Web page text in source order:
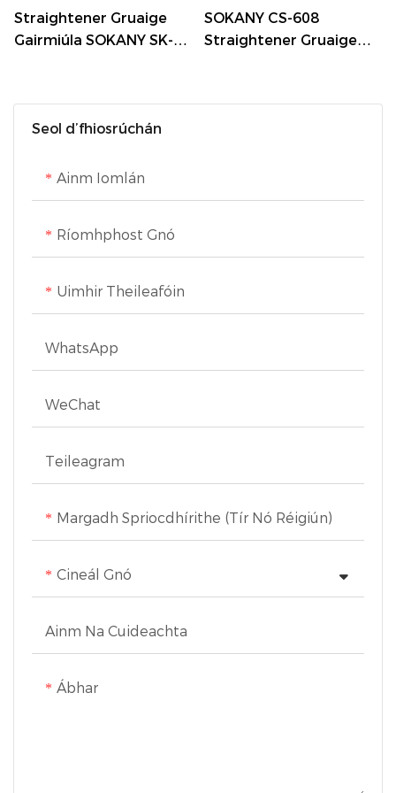
Seol d’fhiosrúchán
Ainm Iomlán
Ríomhphost Gnó
Uimhir Theileafóin
WhatsApp
WeChat
Teileagram
Margadh Spriocdhírithe (Tír Nó Réigiún)
Cineál Gnó
Ainm Na Cuideachta
Ábhar
le haghaidh
agus áisiúlacht le linn
úsáide. Ar mhaithe le
gné cosanta uathoibríoch
Straightener Gruaige
Gairmiúla SOKANY SK-
Ceirmeacha Copar
SOKANY CS-608
Straightener Gruaige
Teocht